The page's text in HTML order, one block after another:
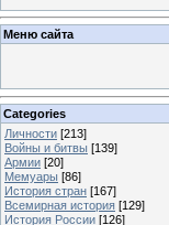
Меню сайта
Categories
Личности [213]
Войны и битвы [139]
Армии [20]
Мемуары [86]
История стран [167]
Всемирная история [129]
История России [126]